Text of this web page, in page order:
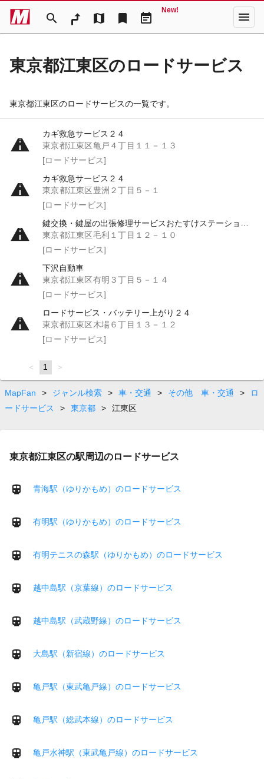
search map bookmark event_note
New! menu
東京都江東区のロードサービス
東京都江東区のロードサービスの一覧です。
カギ救急サービス２４
東京都江東区亀戸４丁目１１－１３
[ロードサービス]
カギ救急サービス２４
東京都江東区豊洲２丁目５－１
[ロードサービス]
鍵交換・鍵屋の出張修理サービスおたすけステーション３６５
東京都江東区毛利１丁目１２－１０
[ロードサービス]
下沢自動車
東京都江東区有明３丁目５－１４
[ロードサービス]
ロードサービス・バッテリー上がり２４
東京都江東区木場６丁目１３－１２
[ロードサービス]
page
You're
on
page
1 page
MapFan > ジャンル検索 > 車・交通 > その他 車・交通 >
ロ
ードサービス
> 東京都 > 江東区
東京都江東区の駅周辺のロードサービス
青海駅（ゆりかもめ）のロードサービス
有明駅（ゆりかもめ）のロードサービス
有明テニスの森駅（ゆりかもめ）のロードサービス
越中島駅（京葉線）のロードサービス
越中島駅（武蔵野線）のロードサービス
大島駅（新宿線）のロードサービス
亀戸駅（東武亀戸線）のロードサービス
亀戸駅（総武本線）のロードサービス
亀戸水神駅（東武亀戸線）のロードサービス